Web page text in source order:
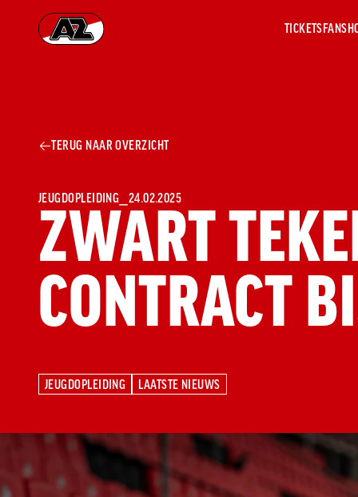
Ga naar onze homepage
TICKETS
TERUG NAAR OVERZICHT
ZWART
CONTRACT
JEUGDOPLEIDING 24.02.2025
JEUGDOPLEIDING
JEUGDOPLEIDING
LAATSTE NIEUWS
LAATSTE NIEUWS